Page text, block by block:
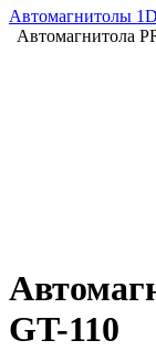
Автомагнитолы
Автомагнитола
GT-110